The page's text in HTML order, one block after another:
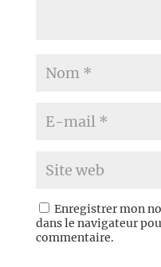
Enregistrer mon
dans le navigateur
commentaire.